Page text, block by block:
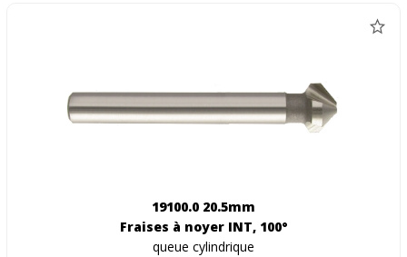
19100.0 20.5mm
Fraises à noyer INT, 100°
queue cylindrique